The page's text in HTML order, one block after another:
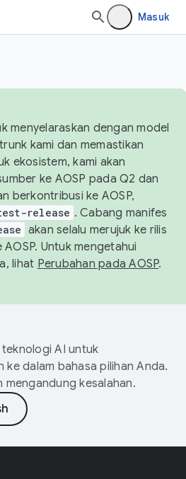
Masuk
menyelaraskan dengan model
kami dan memastikan
ekosistem, kami akan
ke AOSP pada Q2 dan
berkontribusi ke AOSP,
release . Cabang manifes
akan selalu merujuk ke rilis
Untuk mengetahui
lihat Perubahan pada AOSP.
AI untuk
ke dalam bahasa pilihan Anda.
mengandung kesalahan.